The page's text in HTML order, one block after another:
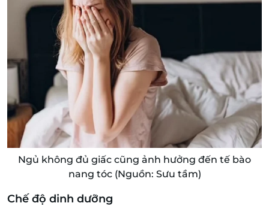
Ngủ không đủ giấc cũng ảnh hưởng đến tế bào
nang tóc (Nguồn: Sưu tầm)
Chế độ dinh dưỡng